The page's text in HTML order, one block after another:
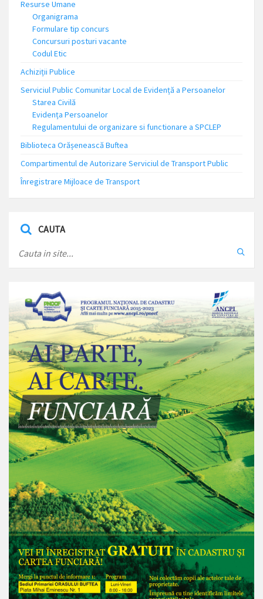
Resurse Umane
Organigrama
Formulare tip concurs
Concursuri posturi vacante
Codul Etic
Achiziții Publice
Serviciul Public Comunitar Local de Evidență a Persoanelor
Starea Civilă
Evidența Persoanelor
Regulamentului de organizare si functionare a SPCLEP
Biblioteca Orășenească Buftea
Compartimentul de Autorizare Serviciul de Transport Public
Înregistrare Mijloace de Transport
CAUTA